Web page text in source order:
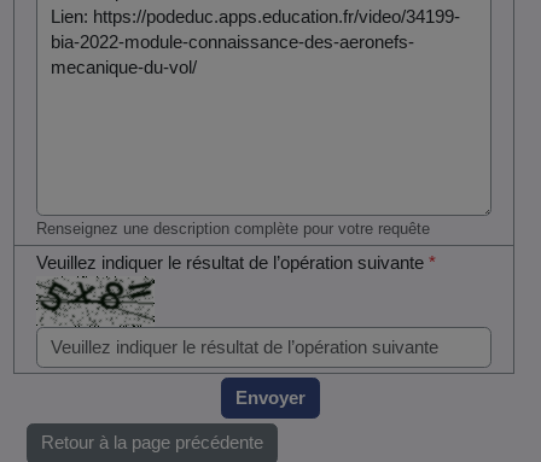
Renseignez une description complète pour votre requête
Veuillez indiquer le résultat de l’opération suivante*
Envoyer
Retour à la page précédente